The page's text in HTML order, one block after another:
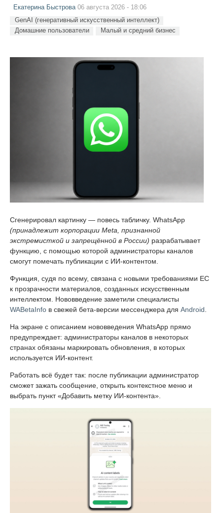
Екатерина Быстрова 06 августа 2026 - 18:06
GenAI (генеративный искусственный интеллект)
Домашние пользователи
Малый и средний бизнес
Сгенерировал картинку — повесь табличку. WhatsApp
(принадлежит корпорации Meta, признанной
экстремисткой и запрещённой в России) разрабатывает
функцию, с помощью которой администраторы каналов
смогут помечать публикации с ИИ-контентом.
Функция, судя по всему, связана с новыми требованиями ЕС
к прозрачности материалов, созданных искусственным
интеллектом. Нововведение заметили специалисты
WABetaInfo в свежей бета-версии мессенджера для Android
На экране с описанием нововведения WhatsApp прямо
предупреждает: администраторы каналов в некоторых
странах обязаны маркировать обновления, в которых
используется ИИ-контент.
Работать всё будет так: после публикации администратор
сможет зажать сообщение, открыть контекстное меню и
выбрать пункт «Добавить метку ИИ-контента».